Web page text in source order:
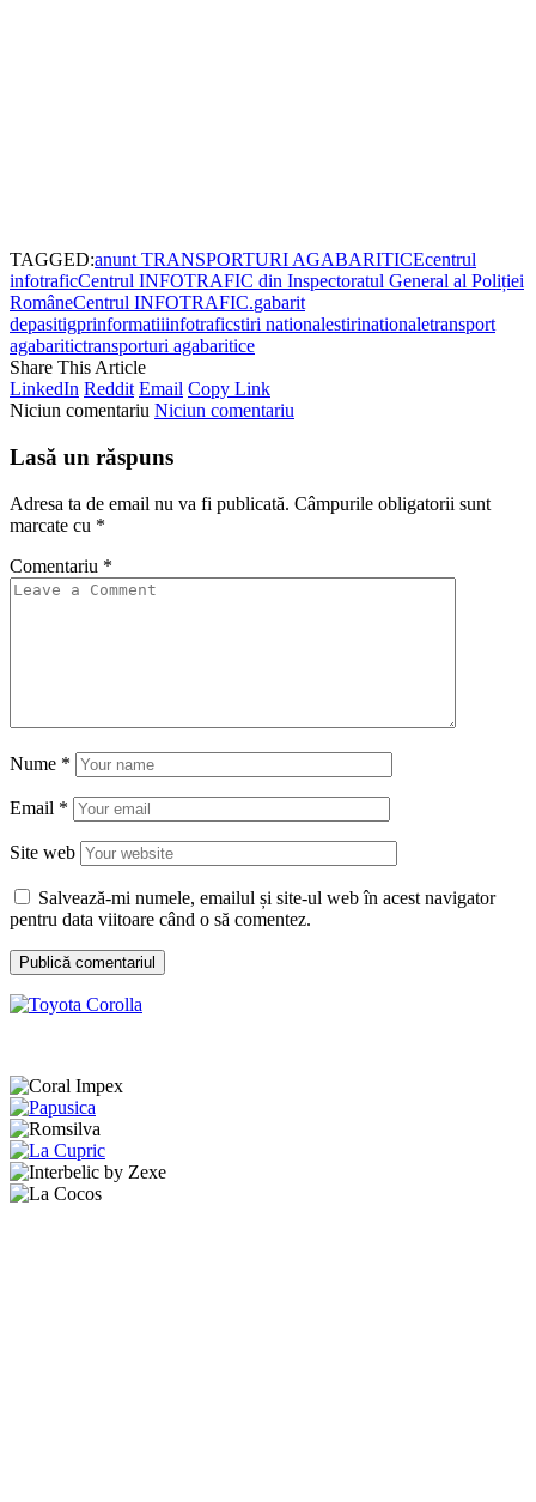
TAGGED:anunt TRANSPORTURI AGABARITICEcentrul
infotraficCentrul INFOTRAFIC din Inspectoratul General al Poliției
RomâneCentrul INFOTRAFIC.gabarit
depasitigprinformatiiinfotraficstiri nationalestirinationaletransport
agabaritictransporturi agabaritice
Share This Article
LinkedIn Reddit Email Copy Link
Niciun comentariu Niciun comentariu
Lasă un răspuns
Adresa ta de email nu va fi publicată. Câmpurile obligatorii sunt
marcate cu *
Comentariu *
Nume *
Email *
Site web
Salvează-mi numele, emailul și site-ul web în acest navigator
pentru data viitoare când o să comentez.